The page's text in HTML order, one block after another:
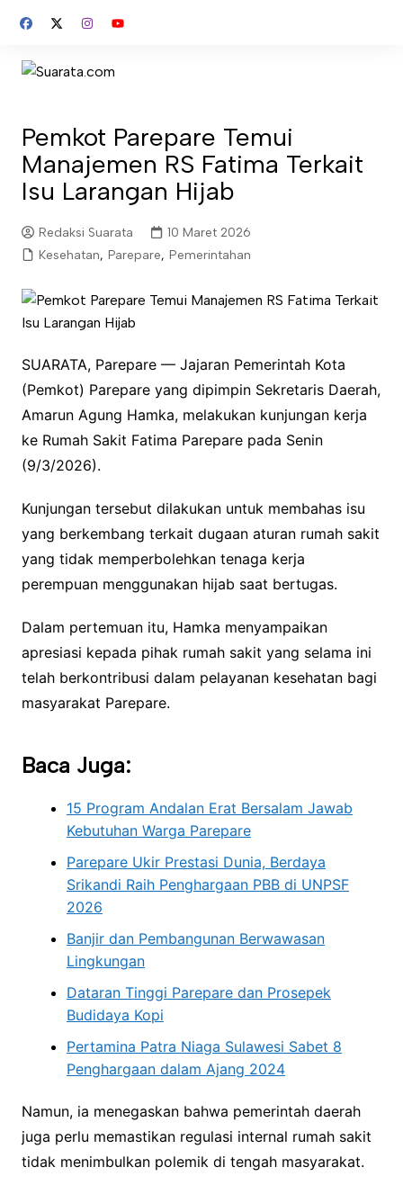
Pemkot Parepare Temui
Manajemen RS Fatima Terkait
Isu Larangan Hijab
Redaksi Suarata
10 Maret 2026
Kesehatan, Parepare, Pemerintahan
SUARATA, Parepare — Jajaran Pemerintah Kota
(Pemkot) Parepare yang dipimpin Sekretaris Daerah,
Amarun Agung Hamka, melakukan kunjungan kerja
ke Rumah Sakit Fatima Parepare pada Senin
(9/3/2026).
Kunjungan tersebut dilakukan untuk membahas isu
yang berkembang terkait dugaan aturan rumah sakit
yang tidak memperbolehkan tenaga kerja
perempuan menggunakan hijab saat bertugas.
Dalam pertemuan itu, Hamka menyampaikan
apresiasi kepada pihak rumah sakit yang selama ini
telah berkontribusi dalam pelayanan kesehatan bagi
masyarakat Parepare.
Baca Juga:
15 Program Andalan Erat Bersalam Jawab
Kebutuhan Warga Parepare
Parepare Ukir Prestasi Dunia, Berdaya
Srikandi Raih Penghargaan PBB di UNPSF
2026
Banjir dan Pembangunan Berwawasan
Lingkungan
Dataran Tinggi Parepare dan Prosepek
Budidaya Kopi
Pertamina Patra Niaga Sulawesi Sabet 8
Penghargaan dalam Ajang 2024
Namun, ia menegaskan bahwa pemerintah daerah
juga perlu memastikan regulasi internal rumah sakit
tidak menimbulkan polemik di tengah masyarakat.